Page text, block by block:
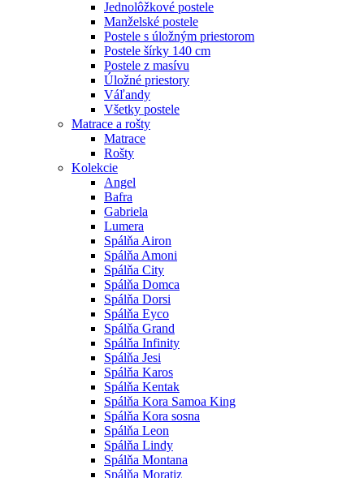
Jednolôžkové postele
Manželské postele
Postele s úložným priestorom
Postele šírky 140 cm
Postele z masívu
Úložné priestory
Váľandy
Všetky postele
Matrace a rošty
Matrace
Rošty
Kolekcie
Angel
Bafra
Gabriela
Lumera
Spálňa Airon
Spálňa Amoni
Spálňa City
Spálňa Domca
Spálňa Dorsi
Spálňa Eyco
Spálňa Grand
Spálňa Infinity
Spálňa Jesi
Spálňa Karos
Spálňa Kentak
Spálňa Kora Samoa King
Spálňa Kora sosna
Spálňa Leon
Spálňa Lindy
Spálňa Montana
Spálňa Moratiz